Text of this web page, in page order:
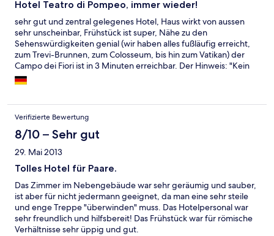
Hotel Teatro di Pompeo, immer wieder!
sehr gut und zentral gelegenes Hotel, Haus wirkt von aussen
sehr unscheinbar, Frühstück ist super, Nähe zu den
Sehenswürdigkeiten genial (wir haben alles fußläufig erreicht,
zum Trevi-Brunnen, zum Colosseum, bis hin zum Vatikan) der
Campo dei Fiori ist in 3 Minuten erreichbar. Der Hinweis: "Kein
Aufzug im Nebengebäude " ist berechtigt, da die Treppe dort
relativ steil und eng ist. Sehr freundliches Personal, wobei wir
Verifizierte Bewertung
8/10 – Sehr gut
29. Mai 2013
Tolles Hotel für Paare.
Das Zimmer im Nebengebäude war sehr geräumig und sauber,
ist aber für nicht jedermann geeignet, da man eine sehr steile
und enge Treppe "überwinden" muss. Das Hotelpersonal war
sehr freundlich und hilfsbereit! Das Frühstück war für römische
Verhältnisse sehr üppig und gut.